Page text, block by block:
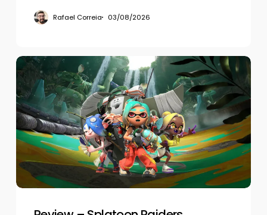
Rafael Correia 03/08/2026
Review
–
Splatoon
Raiders